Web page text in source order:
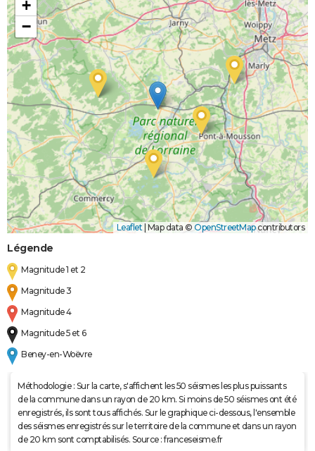
+
−
Leaflet | Map data © OpenStreetMapcontributors
Légende
Magnitude 1 et 2
Magnitude 3
Magnitude 4
Magnitude 5 et 6
Beney-en-Woëvre
Méthodologie : Sur la carte, s'affichent les 50 séismes les plus puissants
de la commune dans un rayon de 20 km. Si moins de 50 séismes ont été
enregistrés, ils sont tous affichés. Sur le graphique ci-dessous, l'ensemble
des séismes enregistrés sur le territoire de la commune et dans un rayon
de 20 km sont comptabilisés. Source : franceseisme.fr